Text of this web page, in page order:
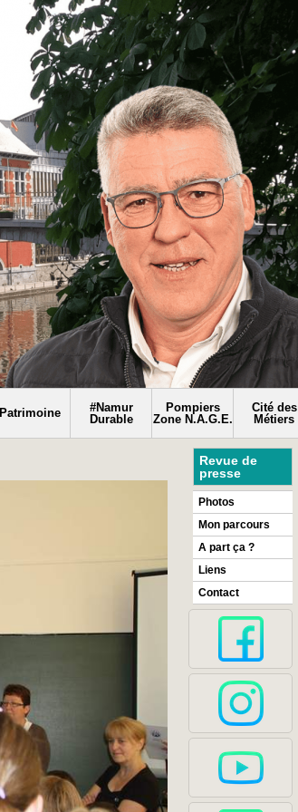
Patrimoine
#Namur
Durable
Pompiers
Zone N.A.G.E.
Cité des
Métiers
Revue de
presse
Photos
Mon parcours
A part ça ?
Liens
Contact